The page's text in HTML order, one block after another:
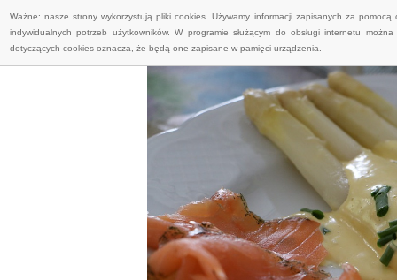
Ważne: nasze strony wykorzystują pliki cookies. Używamy informacji zapisanych za
indywidualnych potrzeb użytkowników. W programie służącym do obsługi internetu
dotyczących cookies oznacza, że będą one zapisane w pamięci urządzenia.